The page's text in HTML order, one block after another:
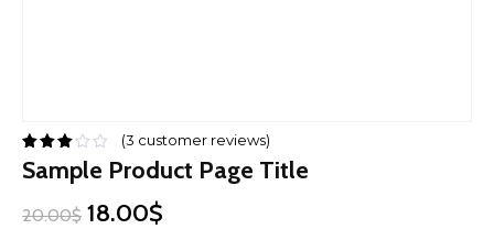
(3 customer reviews)
Sample Product Page Title
20.00$ 18.00$